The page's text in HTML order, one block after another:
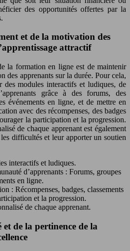
des opportunités offertes par la
et de la motivation des
attractif
la formation en ligne est de maintenir
des apprenants sur la durée. Pour cela,
des modules interactifs et ludiques, de
grâce à des forums, des
événements en ligne, et de mettre en
avec des récompenses, des badges
la participation et la progression.
de chaque apprenant est également
difficultés et leur apporter un soutien
interactifs et ludiques.
d’apprenants : Forums, groupes
en ligne.
: Récompenses, badges, classements
et la progression.
de chaque apprenant.
de la pertinence de la